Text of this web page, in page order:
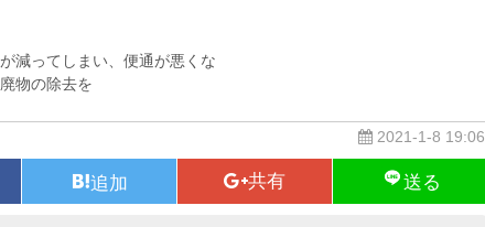
減ってしまい、便通が悪くな
物の除去を
2021-1-8 19:06